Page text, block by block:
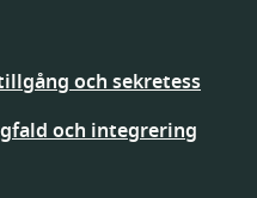
och sekretess
och integrering